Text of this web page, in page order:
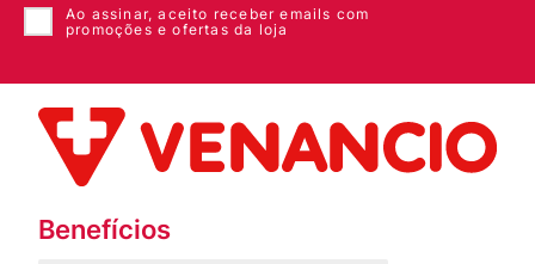
Ao assinar, aceito receber emails com
promoções e ofertas da loja
Benefícios